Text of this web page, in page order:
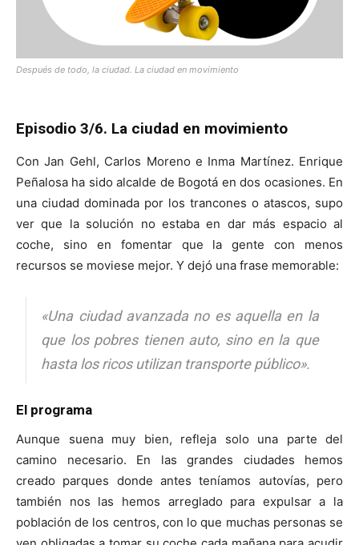
Después de todo, la ciudad. La ciudad en movimiento
Episodio 3/6. La ciudad en movimiento
Con Jan Gehl, Carlos Moreno e Inma Martínez. Enrique
Peñalosa ha sido alcalde de Bogotá en dos ocasiones. En
una ciudad dominada por los trancones o atascos, supo
ver que la solución no estaba en dar más espacio al
coche, sino en fomentar que la gente con menos
recursos se moviese mejor. Y dejó una frase memorable:
«Una ciudad avanzada no es aquella en la
que los pobres tienen auto, sino en la que
hasta los ricos utilizan transporte público».
El programa
Aunque suena muy bien, refleja solo una parte del
camino necesario. En las grandes ciudades hemos
creado parques donde antes teníamos autovías, pero
también nos las hemos arreglado para expulsar a la
población de los centros, con lo que muchas personas se